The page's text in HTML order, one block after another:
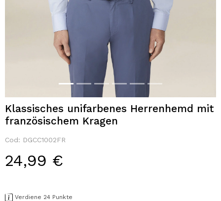
Klassisches unifarbenes Herrenhemd mit
französischem Kragen
Cod: DGCC1002FR
24,99 €
Verdiene 24 Punkte